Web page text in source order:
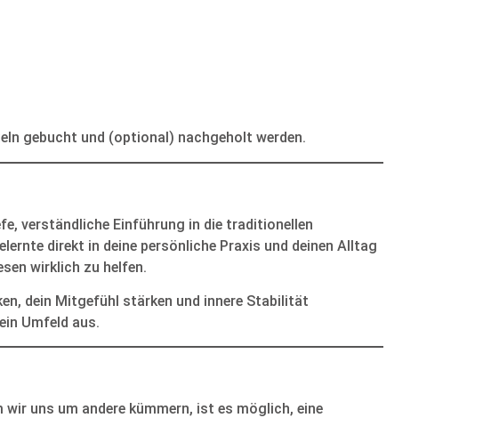
gebucht und (optional) nachgeholt werden.
verständliche Einführung in die traditionellen
direkt in deine persönliche Praxis und deinen Alltag
wirklich zu helfen.
dein Mitgefühl stärken und innere Stabilität
Umfeld aus.
uns um andere kümmern, ist es möglich, eine